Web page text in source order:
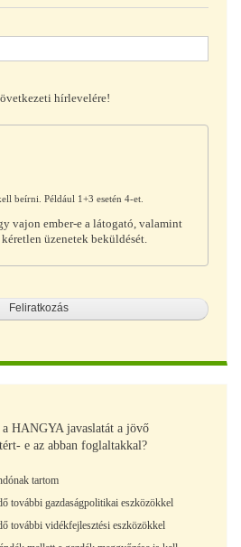
hírlevelére!
beírni. Például 1+3 esetén 4-et.
vajon ember-e a látogató, valamint
üzenetek beküldését.
HANGYA javaslatát a jövő
e az abban foglaltakkal?
tartom
további gazdaságpolitikai eszközökkel
további vidékfejlesztési eszközökkel